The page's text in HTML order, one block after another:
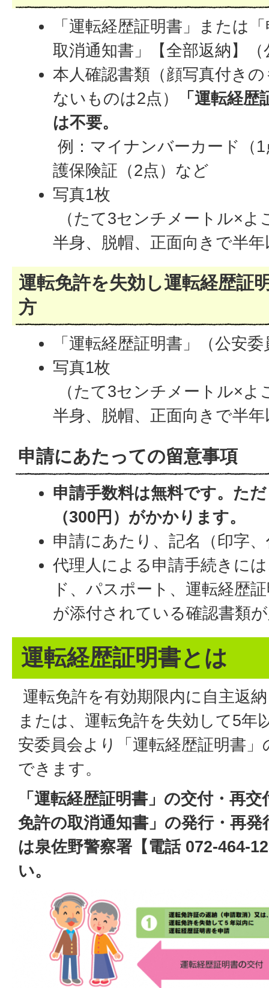
「運転経歴証明書」または
取消通知書」【全部返納】
本人確認書類（顔写真付き
ないものは2点）
「運転経
は不要。
例：マイナンバーカード（
護保険証（2点）など
写真1枚
（たて3センチメートル×
半身、脱帽、正面向きで半
運転免許を失効し運転経歴証
方
「運転経歴証明書」（公安
写真1枚
（たて3センチメートル×
半身、脱帽、正面向きで半
申請にあたっての留意事項
申請手数料は無料です。た
（300円）がかかります。
申請にあたり、記名（印字
代理人による申請手続きに
ド、パスポート、運転経歴
が添付されている確認書類
運転経歴証明書とは
運転免許を有効期限内に自主返
または、運転免許を失効して5年
安委員会より「運転経歴証明書
できます。
「運転経歴証明書」の交付・再
免許の取消通知書」の発行・再
は泉佐野警察署【電話 072-464-
い。